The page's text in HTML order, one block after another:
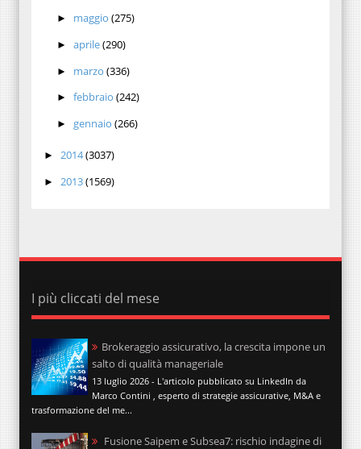
► maggio (275)
► aprile(290)
► marzo (336)
► febbraio (242)
► gennaio (266)
► 2014(3037)
► 2013(1569)
I più cliccati del mese
Brokeraggio assicurativo, la crescita impone un
salto di qualità manageriale
13 luglio 2026 - L'articolo pubblicato su LinkedIn da
Marco Contini , esperto di strategie assicurative, M&A e
trasformazione del me...
Fusione Saipem e Subsea7: rischio indagine di